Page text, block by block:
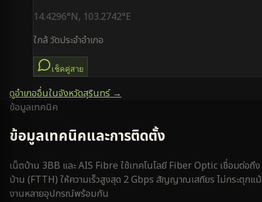
14.4296°N, 103.2742°E
ใกล้วัดประจำอำเภอ
เช็คคู่สาย
ดูอำเภออื่นในจังหวัดสุรินทร์→
ข้อมูลเทคนิค
ข้อมูลเทคนิคและการติดตั้ง
เน็ตบ้าน 3BB และ AIS Fibre ใช้เทคโนโลยี Fiber Optic เชื่อมต่อถึง
บ้าน (FTTH) ให้ความเร็วสูงสุด 2 Gbps สัญญาณเสถียร ไม่กระตุกแ
งานหลายอุปกรณ์พร้อมกัน